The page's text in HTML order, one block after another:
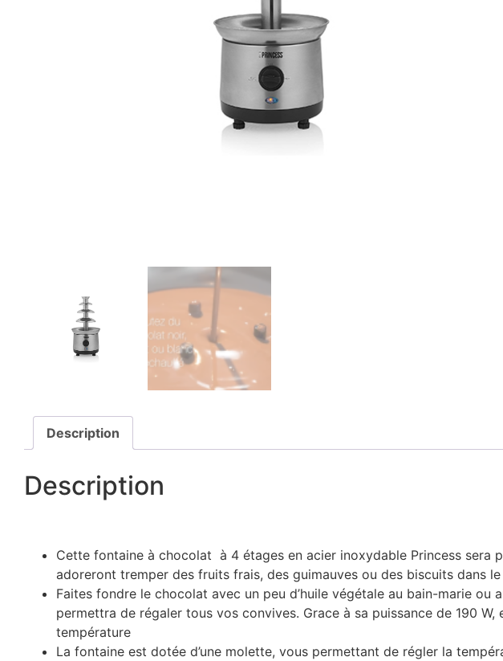
Description
Description
Cette fontaine à chocolat à 4 étages en acier inoxydable Princess sera
adoreront tremper des fruits frais, des guimauves ou des biscuits dans
Faites fondre le chocolat avec un peu d’huile végétale au bain-marie ou
permettra de régaler tous vos convives. Grace à sa puissance de 190
température
La fontaine est dotée d’une molette, vous permettant de régler la